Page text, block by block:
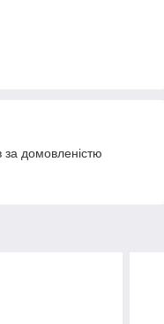
домовленістю